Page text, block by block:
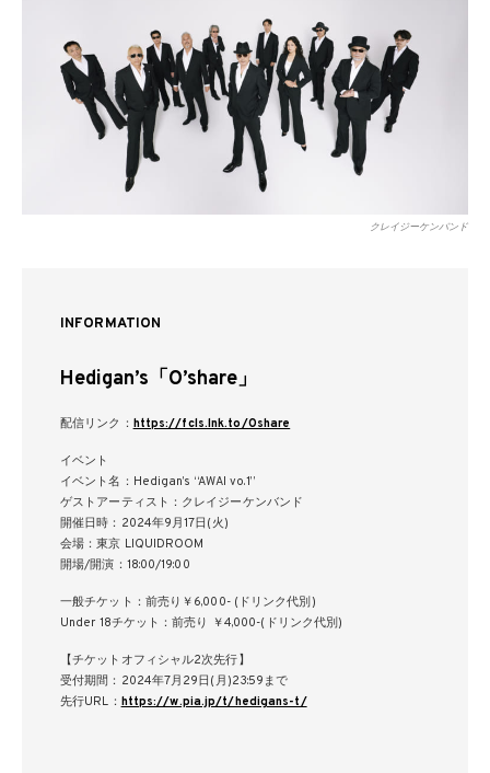
クレイジーケンバンド
INFORMATION
Hedigan’s「O’share」
配信リンク： https://fcls.lnk.to/Oshare
イベント
イベント名：Hedigan’s “AWAI vo.1”
ゲストアーティスト：クレイジーケンバンド
開催日時：2024年9月17日(火)
会場：東京 LIQUIDROOM
開場/開演：18:00/19:00
一般チケット：前売り￥6,000- (ドリンク代別)
Under 18チケット：前売り ￥4,000-(ドリンク代別)
【チケットオフィシャル2次先行】
受付期間：2024年7月29日(月)23:59まで
先行URL： https://w.pia.jp/t/hedigans-t/